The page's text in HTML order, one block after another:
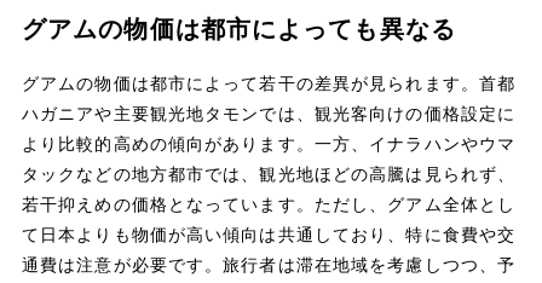
グアムの物価は都市によっても異なる
グアムの物価は都市によって若干の差異が見られます。首都
ハガニアや主要観光地タモンでは、観光客向けの価格設定に
より比較的高めの傾向があります。一方、イナラハンやウマ
タックなどの地方都市では、観光地ほどの高騰は見られず、
若干抑えめの価格となっています。ただし、グアム全体とし
て日本よりも物価が高い傾向は共通しており、特に食費や交
通費は注意が必要です。旅行者は滞在地域を考慮しつつ、予